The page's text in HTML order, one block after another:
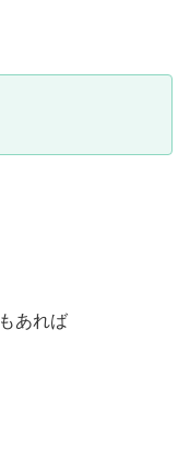
あれば